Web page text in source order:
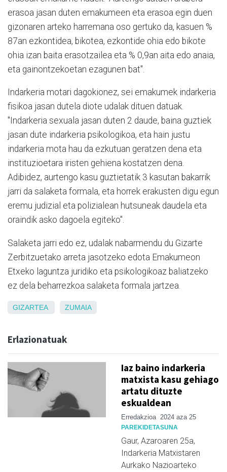
erasoa jasan duten emakumeen eta erasoa egin duen
gizonaren arteko harremana oso gertuko da, kasuen %
87an ezkontidea, bikotea, ezkontide ohia edo bikote
ohia izan baita erasotzailea eta % 0,9an aita edo anaia,
eta gainontzekoetan ezagunen bat".
Indarkeria motari dagokionez, sei emakumek indarkeria
fisikoa jasan dutela diote udalak dituen datuak.
"Indarkeria sexuala jasan duten 2 daude, baina guztiek
jasan dute indarkeria psikologikoa, eta hain justu
indarkeria mota hau da ezkutuan geratzen dena eta
instituzioetara iristen gehiena kostatzen dena.
Adibidez, aurtengo kasu guztietatik 3 kasutan bakarrik
jarri da salaketa formala, eta horrek erakusten digu egun
eremu judizial eta polizialean hutsuneak daudela eta
oraindik asko dagoela egiteko".
Salaketa jarri edo ez, udalak nabarmendu du Gizarte
Zerbitzuetako arreta jasotzeko edota Emakumeon
Etxeko laguntza juridiko eta psikologikoaz baliatzeko
ez dela beharrezkoa salaketa formala jartzea.
GIZARTEA ZUMAIA
Erlazionatuak
Iaz baino indarkeria
matxista kasu gehiago
artatu dituzte
eskualdean
Erredakzioa 2024 aza 25
PAREKIDETASUNA
Gaur, Azaroaren 25a,
Indarkeria Matxistaren
Aurkako Nazioarteko